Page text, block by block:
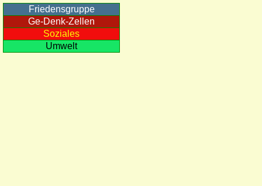
Friedensgruppe
Ge-Denk-Zellen
Soziales
Umwelt